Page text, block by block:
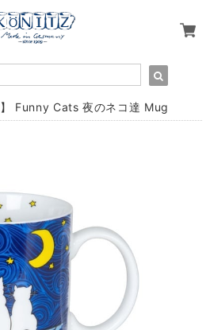
Funny Cats 夜のネコ達 Mug